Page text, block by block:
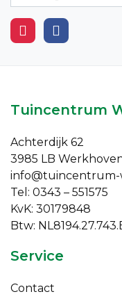
Tuincentrum
Achterdijk 62
3985 LB
info@tuincentrum-
Tel: 0343 – 551575
KvK: 30179848
Btw:
Service
Contact